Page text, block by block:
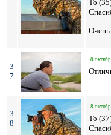
To
Очень
3
7
8
3
8
8
To